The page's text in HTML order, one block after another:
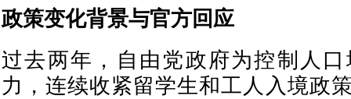
政策变化背景与官方回应
过去两年，自由党政府为控制人
力，连续收紧留学生和工人入境政